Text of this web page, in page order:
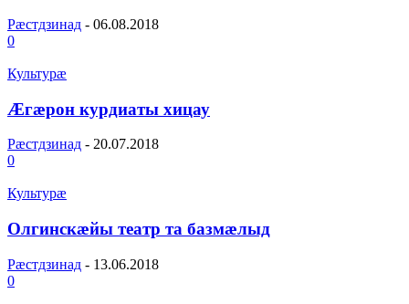
Рæстдзинад - 06.08.2018
0
Культурæ
Æгæрон курдиаты хицау
Рæстдзинад - 20.07.2018
0
Культурæ
Олгинскæйы театр та базмæлыд
Рæстдзинад - 13.06.2018
0